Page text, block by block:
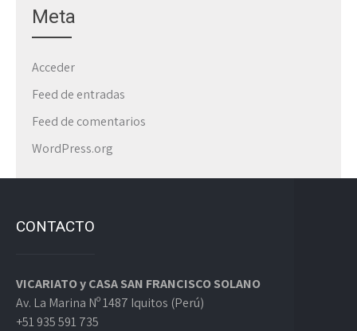
Meta
Acceder
Feed de entradas
Feed de comentarios
WordPress.org
CONTACTO
VICARIATO y CASA SAN FRANCISCO SOLANO
Av. La Marina Nº 1487 Iquitos (Perú)
+51 935 591 735